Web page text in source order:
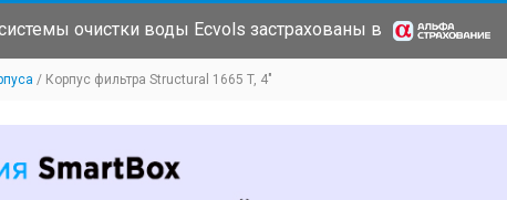
очистки воды Ecvols застрахованы в
Корпус фильтра Structural 1665 T, 4"